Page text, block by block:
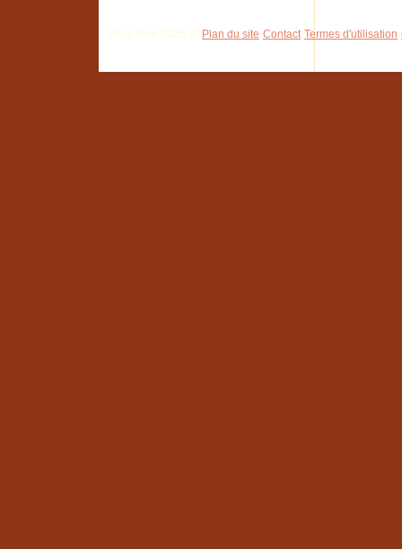
Pisa Tour 2026 © Plan du site Contact Termes d'utilisation